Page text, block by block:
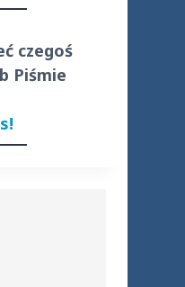
czegoś
Piśmie